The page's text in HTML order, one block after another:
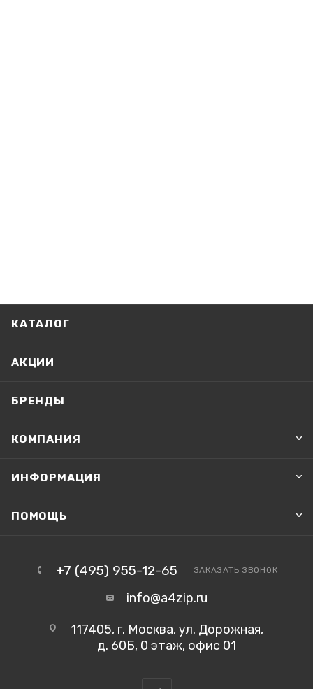
КАТАЛОГ
АКЦИИ
БРЕНДЫ
КОМПАНИЯ
ИНФОРМАЦИЯ
ПОМОЩЬ
+7 (495) 955-12-65 ЗАКАЗАТЬ ЗВОНОК
info@a4zip.ru
117405, г. Москва, ул. Дорожная,
д. 60Б, 0 этаж, офис 01